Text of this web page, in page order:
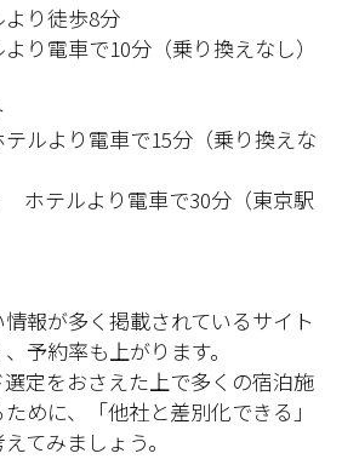
り徒歩8分
り電車で10分（乗り換えなし）
ルより電車で15分（乗り換えな
ホテルより電車で30分（東京駅
報が多く掲載されているサイト
予約率も上がります。
定をおさえた上で多くの宿泊施
めに、「他社と差別化できる」
てみましょう。